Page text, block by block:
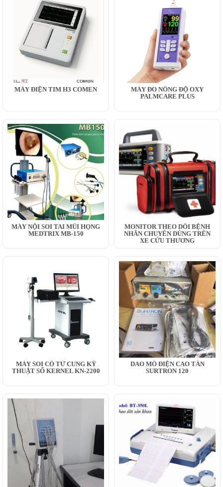
MÁY ĐIỆN TIM H3 COMEN
MÁY ĐO NỒNG ĐỘ OXY
PALMCARE PLUS
MÁY NỘI SOI TAI MŨI HỌNG
MEDTRIX MB-150
MONITOR THEO DÕI BỆNH
NHÂN CHUYÊN DÙNG TRÊN
XE CỨU THƯƠNG
MÁY SOI CỔ TỬ CUNG KỸ
THUẬT SỐ KERNEL KN-2200
DAO MỔ ĐIỆN CAO TẦN
SURTRON 120